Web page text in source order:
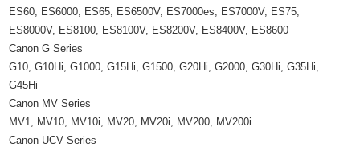
ES60, ES6000, ES65, ES6500V, ES7000es, ES7000V, ES75,
ES8000V, ES8100, ES8100V, ES8200V, ES8400V, ES8600
Canon G Series
G10, G10Hi, G1000, G15Hi, G1500, G20Hi, G2000, G30Hi, G35Hi,
G45Hi
Canon MV Series
MV1, MV10, MV10i, MV20, MV20i, MV200, MV200i
Canon UCV Series